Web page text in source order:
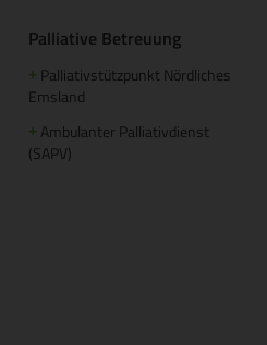
Palliative Betreuung
+ Palliativstützpunkt Nördliches
Emsland
+ Ambulanter Palliativdienst
(SAPV)